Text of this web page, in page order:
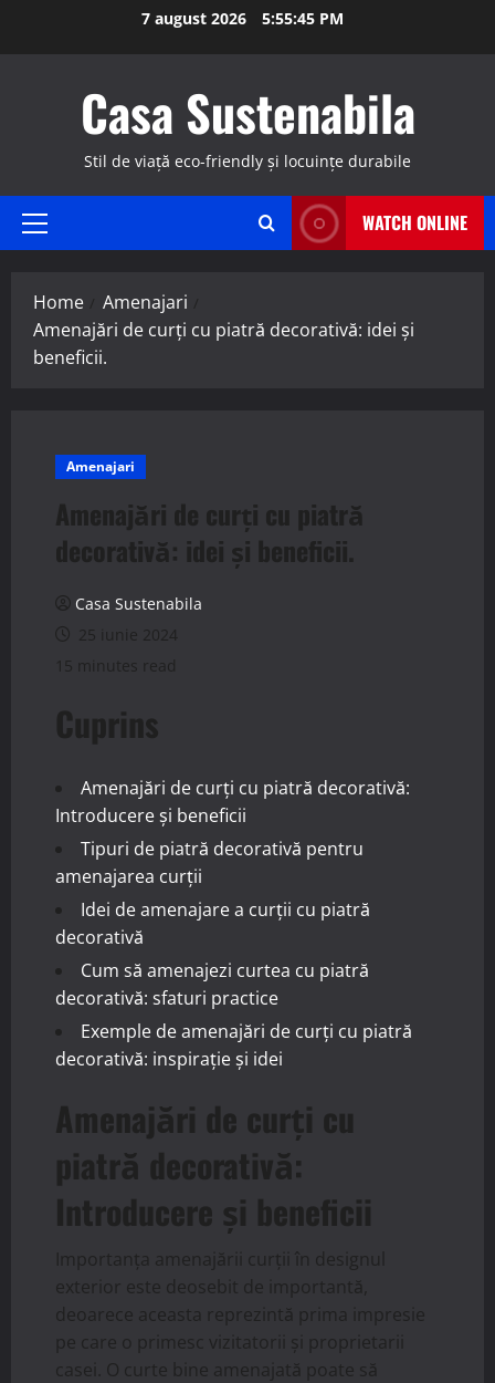
7 august 2026 5:55:46 PM
Casa Sustenabila
Stil de viață eco-friendly și locuințe durabile
Primary
WATCH ONLINE
Home
Amenajari
Amenajări de curți cu piatră decorativă: idei și
beneficii.
Amenajari
Amenajări de curți cu piatră
decorativă: idei și beneficii.
Casa Sustenabila
25 iunie 2024
15 minutes read
Cuprins
Amenajări de curți cu piatră decorativă:
Introducere și beneficii
Tipuri de piatră decorativă pentru
amenajarea curții
Idei de amenajare a curții cu piatră
decorativă
Cum să amenajezi curtea cu piatră
decorativă: sfaturi practice
Exemple de amenajări de curți cu piatră
decorativă: inspirație și idei
Amenajări de curți cu
piatră decorativă:
Introducere și beneficii
Importanța amenajării curții în designul
exterior este deosebit de importantă,
deoarece aceasta reprezintă prima impresie
pe care o primesc vizitatorii și proprietarii
casei. O curte bine amenajată poate să